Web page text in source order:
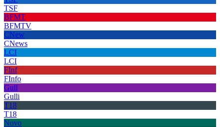
TSF
BFMT
BFMTV
CNew
CNews
LCI
LCI
FInf
FInfo
Gull
Gulli
T18
T18
Novo